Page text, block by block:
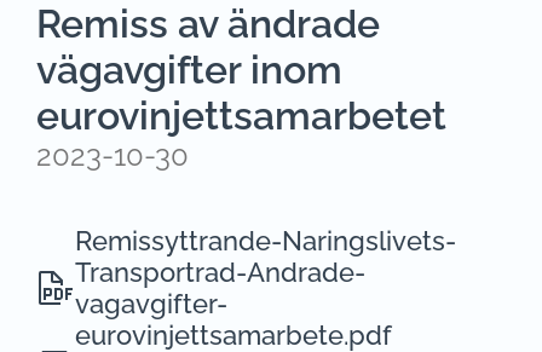
Remiss av ändrade
vägavgifter inom
eurovinjettsamarbetet
2023-10-30
Remissyttrande-Naringslivets-
Transportrad-Andrade-
vagavgifter-
eurovinjettsamarbete.pdf